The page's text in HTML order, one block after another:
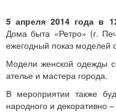
5 апреля 2014 года в
Дома быта «Ретро» (г.
ежегодный показ моделей
Модели женской одежды
ателье и мастера города.
В мероприятии также
народного и декоративно